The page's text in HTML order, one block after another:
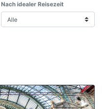
Nach idealer Reisezeit